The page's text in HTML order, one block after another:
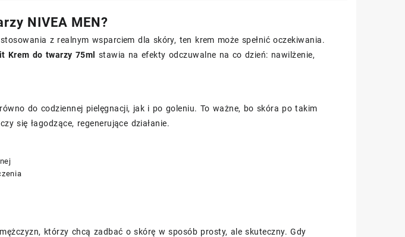
NIVEA MEN?
z realnym wsparciem dla skóry, ten krem może spełnić oczekiwania.
Krem do twarzy 75ml stawia na efekty odczuwalne na co dzień: nawilżenie,
do codziennej pielęgnacji, jak i po goleniu. To ważne, bo skóra po takim
się łagodzące, regenerujące działanie.
którzy chcą zadbać o skórę w sposób prosty, ale skuteczny. Gdy